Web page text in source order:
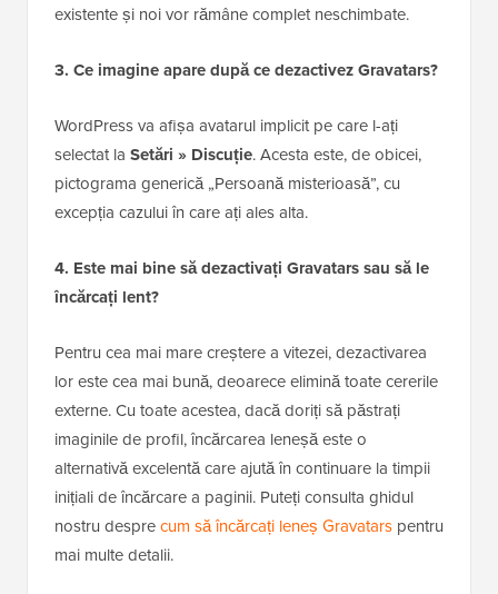
existente și noi vor rămâne complet neschimbate.
3. Ce imagine apare după ce dezactivez Gravatars?
WordPress va afișa avatarul implicit pe care l-ați
selectat la Setări » Discuție. Acesta este, de obicei,
pictograma generică „Persoană misterioasă”, cu
excepția cazului în care ați ales alta.
4. Este mai bine să dezactivați Gravatars sau să le
încărcați lent?
Pentru cea mai mare creștere a vitezei, dezactivarea
lor este cea mai bună, deoarece elimină toate cererile
externe. Cu toate acestea, dacă doriți să păstrați
imaginile de profil, încărcarea leneșă este o
alternativă excelentă care ajută în continuare la timpii
inițiali de încărcare a paginii. Puteți consulta ghidul
nostru desprecum să încărcați leneș Gravatars pentru
mai multe detalii.